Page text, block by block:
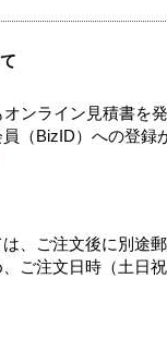
ンライン見積書を
（BizID）への登録
、ご注文後に別途郵
ご注文日時（土日